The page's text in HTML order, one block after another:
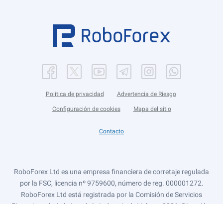
Política de privacidad Advertencia de Riesgo
Configuración de cookies Mapa del sitio
Contacto
RoboForex Ltd es una empresa financiera de corretaje regulada
por la FSC, licencia nº 9759600, número de reg. 000001272.
RoboForex Ltd está registrada por la Comisión de Servicios